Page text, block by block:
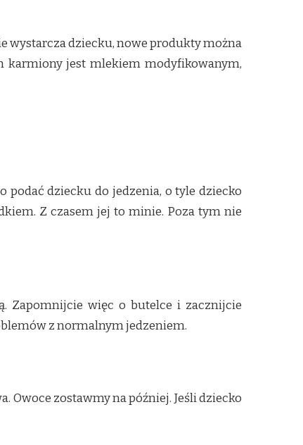
wystarcza dziecku, nowe produkty można
karmiony jest mlekiem modyfikowanym,
podać dziecku do jedzenia, o tyle dziecko
Z czasem jej to minie. Poza tym nie
Zapomnijcie więc o butelce i zacznijcie
z normalnym jedzeniem.
zostawmy na później. Jeśli dziecko